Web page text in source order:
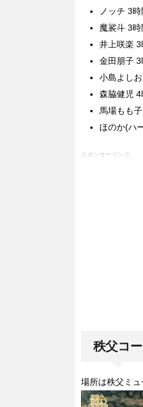
ノッチ 3
魔裟斗 3
井上咲楽
金田朋子
小島よし
森脇健児
馬場もも
ほのか(ハ
スポンサーリンク
秩父コ
場所は秩父ミ